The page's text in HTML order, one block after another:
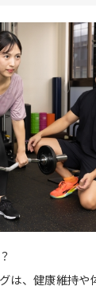
は、健康維持や